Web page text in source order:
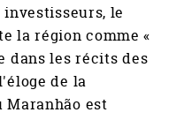
le
la région comme «
dans les récits des
de la
est